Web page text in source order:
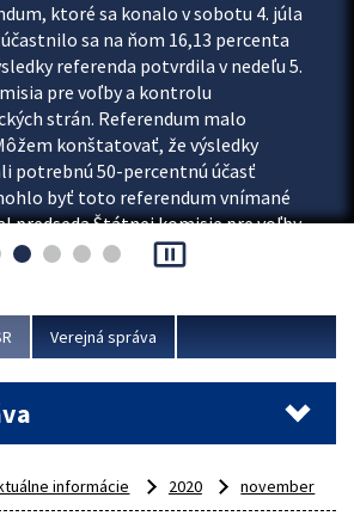
ktoré sa konalo v sobotu 4. júla
sa na ňom 16,13 percenta
referenda potvrdila v nedeľu 5.
pre voľby a kontrolu
strán. Referendum malo
konštatovať, že výsledky
potrebnú 50-percentnú účasť
byť toto referendum vnímané
predseda Štátnej komisie pre voľby
politických...
pause_presentation
Verejná správa
informácie 2020 november